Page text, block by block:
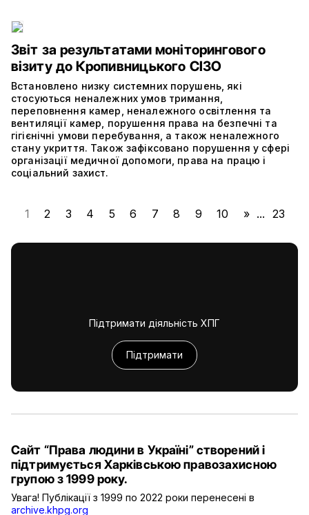
Звіт за результатами моніторингового
візиту до Кропивницького СІЗО
Встановлено низку системних порушень, які
стосуються неналежних умов тримання,
переповнення камер, неналежного освітлення та
вентиляції камер, порушення права на безпечні та
гігієнічні умови перебування, а також неналежного
стану укриття. Також зафіксовано порушення у сфері
організації медичної допомоги, права на працю і
соціальний захист.
1 2 3 4 5 6 7 8 9 10 » ... 23
Підтримати діяльність ХПГ
Підтримати
Сайт “Права людини в Україні” створений і
підтримується Харківською правозахисною
групою з 1999 року.
Увага! Публікації з 1999 по 2022 роки перенесені в
archive.khpg.org